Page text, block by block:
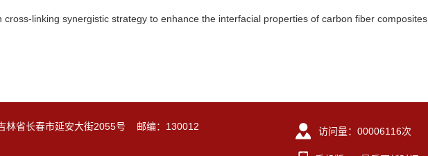
cross‐linking synergistic strategy to enhance the interfacial properties of carbon fiber composites
林省长春市延安大街2055号 邮编：130012
访问量： 00006116次